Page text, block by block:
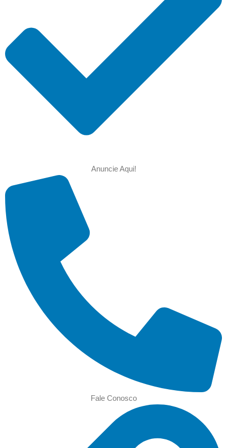
Anuncie Aqui!
Fale Conosco